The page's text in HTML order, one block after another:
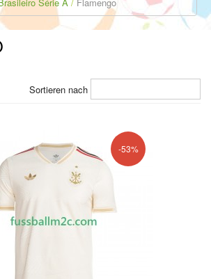
Sortieren nach
-53%